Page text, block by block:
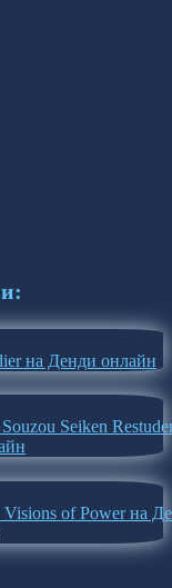
на Денди онлайн
Seiken
of Power на